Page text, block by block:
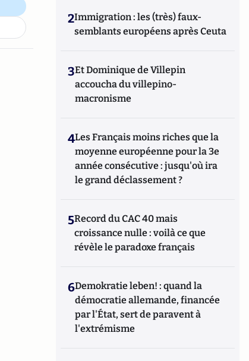
2Immigration : les (très) faux-
semblants européens après Ceuta
3Et Dominique de Villepin
accoucha du villepino-
macronisme
4Les Français moins riches que la
moyenne européenne pour la 3e
année consécutive : jusqu'où ira
le grand déclassement ?
5Record du CAC 40 mais
croissance nulle : voilà ce que
révèle le paradoxe français
6Demokratie leben! : quand la
démocratie allemande, financée
par l'État, sert de paravent à
l'extrémisme